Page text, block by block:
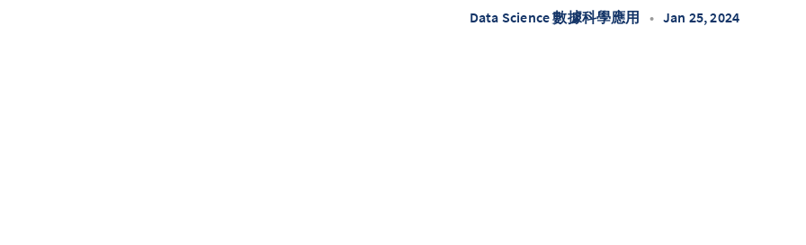
Data Science 數據科學應用 • Jan 25, 2024